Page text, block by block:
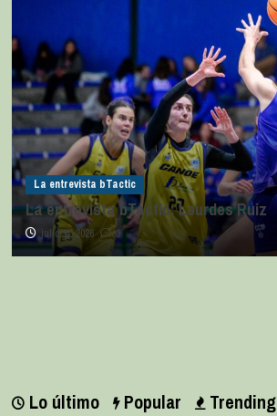
La entrevista bTactic
La entrevista bTactic: Lourdes Ruiz
julio 11, 2026 0
Lo último Popular Trending